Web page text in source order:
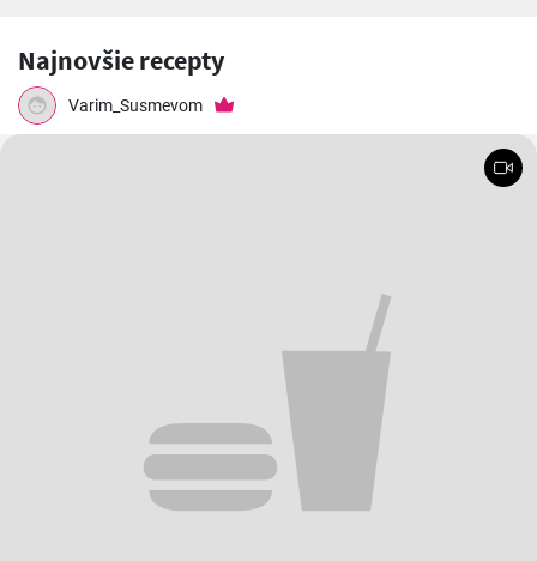
Najnovšie recepty
Varim_Susmevom